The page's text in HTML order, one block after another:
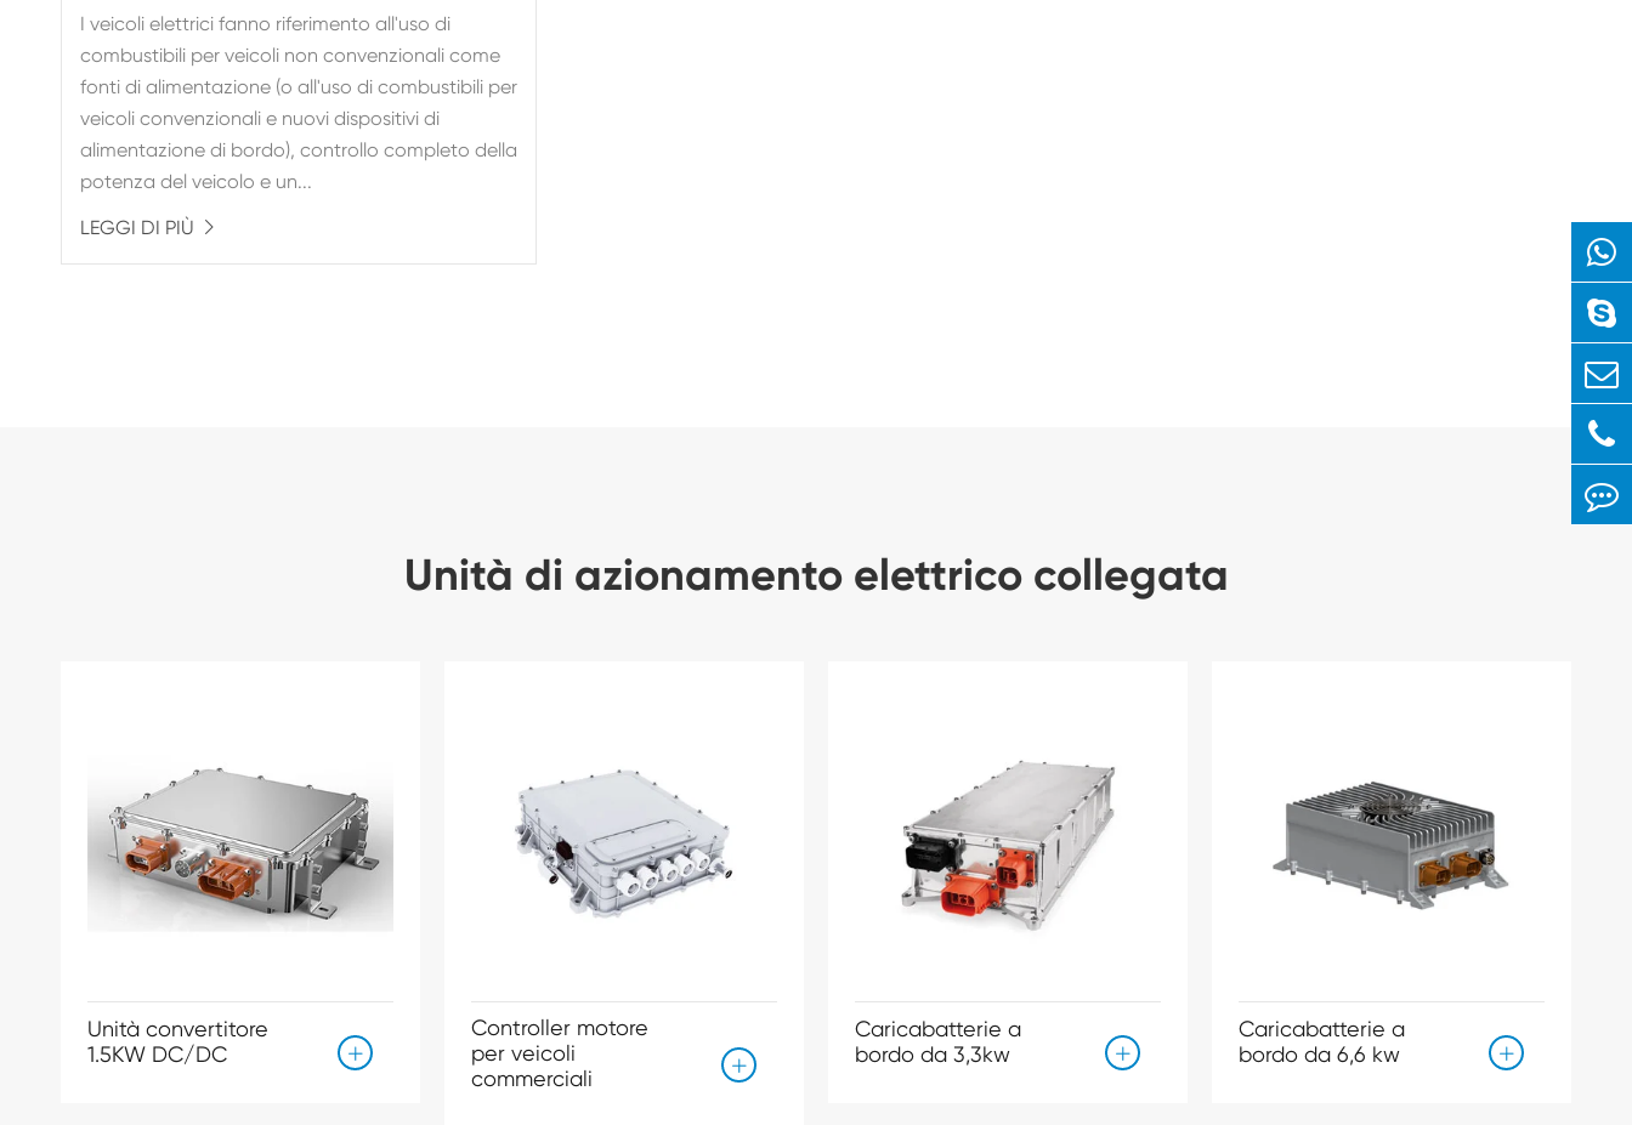
I veicoli elettrici fanno riferimento all'uso di
combustibili per veicoli non convenzionali come
fonti di alimentazione (o all'uso di combustibili per
veicoli convenzionali e nuovi dispositivi di
alimentazione di bordo), controllo completo della
potenza del veicolo e un...
LEGGI DI PIÙ

Unità di azionamento elettrico collegata
Unità convertitore
1.5KW DC/DC

Controller motore
per veicoli
commerciali

Caricabatterie a
bordo da 3,3kw

Caricabatterie a
bordo da 6,6 kw
